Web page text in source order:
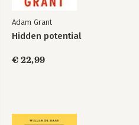
Adam Grant
Hidden potential
€ 22,99